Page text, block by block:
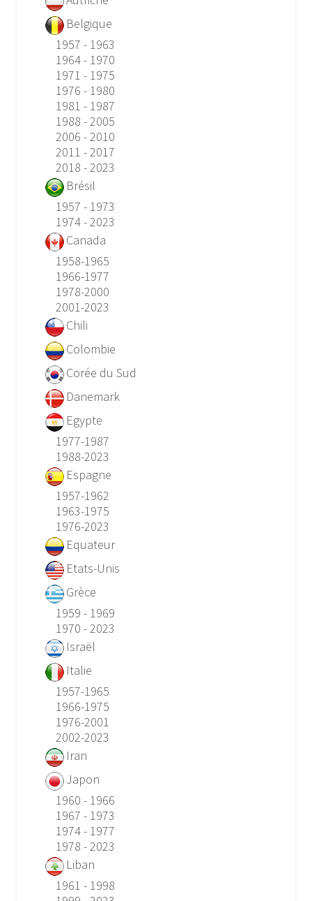
Belgique
1957 - 1963
1964 - 1970
1971 - 1975
1976 - 1980
1981 - 1987
1988 - 2005
2006 - 2010
2011 - 2017
2018 - 2023
Brésil
1957 - 1973
1974 - 2023
Canada
1958-1965
1966-1977
1978-2000
2001-2023
Chili
Colombie
Corée du Sud
Danemark
Egypte
1977-1987
1988-2023
Espagne
1957-1962
1963-1975
1976-2023
Equateur
Etats-Unis
Grèce
1959 - 1969
1970 - 2023
Israël
Italie
1957-1965
1966-1975
1976-2001
2002-2023
Iran
Japon
1960 - 1966
1967 - 1973
1974 - 1977
1978 - 2023
Liban
1961 - 1998